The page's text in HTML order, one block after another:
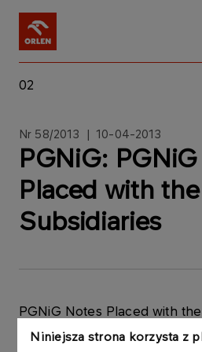
Niniejsza strona korzysta z
02
Nr 58/2013 | 10-04-2013
PGNiG:
Placed with
Subsidiaries
PGNiG Notes Placed with
SubsidiariesCurrent Report